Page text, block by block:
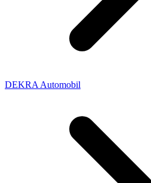
DEKRA Automobil